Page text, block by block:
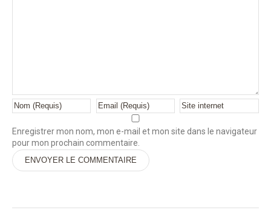
Enregistrer mon nom, mon e-mail et mon site dans le navigateur
pour mon prochain commentaire.